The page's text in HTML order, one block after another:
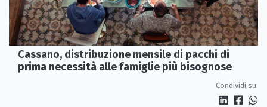
Cassano, distribuzione mensile di pacchi di
prima necessità alle famiglie più bisognose
Condividi su: